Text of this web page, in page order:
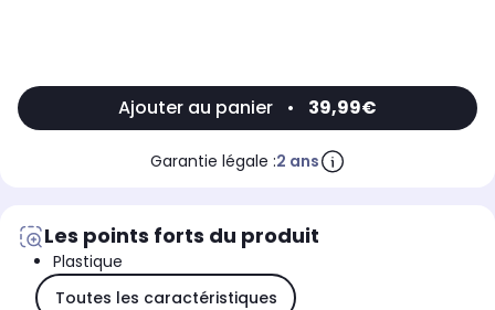
Ajouter au panier • 39,99€
Garantie légale :2 ans
Les points forts du produit
Plastique
Toutes les caractéristiques